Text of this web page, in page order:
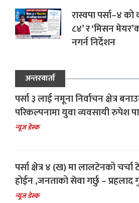
रास्वपा पर्सा–४
८४’ र ‘मिसन
नगर्न निर्देशन
अन्तरवार्ता
पर्सा ३ लाई नमूना निर्वाचन क्षेत्र
परिकल्पनामा युवा व्यवसायी रुपेश
न्यूज डेस्क
पर्सा क्षेत्र ४ (ख) मा लालटेनको चर्चा
होईन ,जनताको सेवा गर्छु – प्रहलाद
न्यूज डेस्क